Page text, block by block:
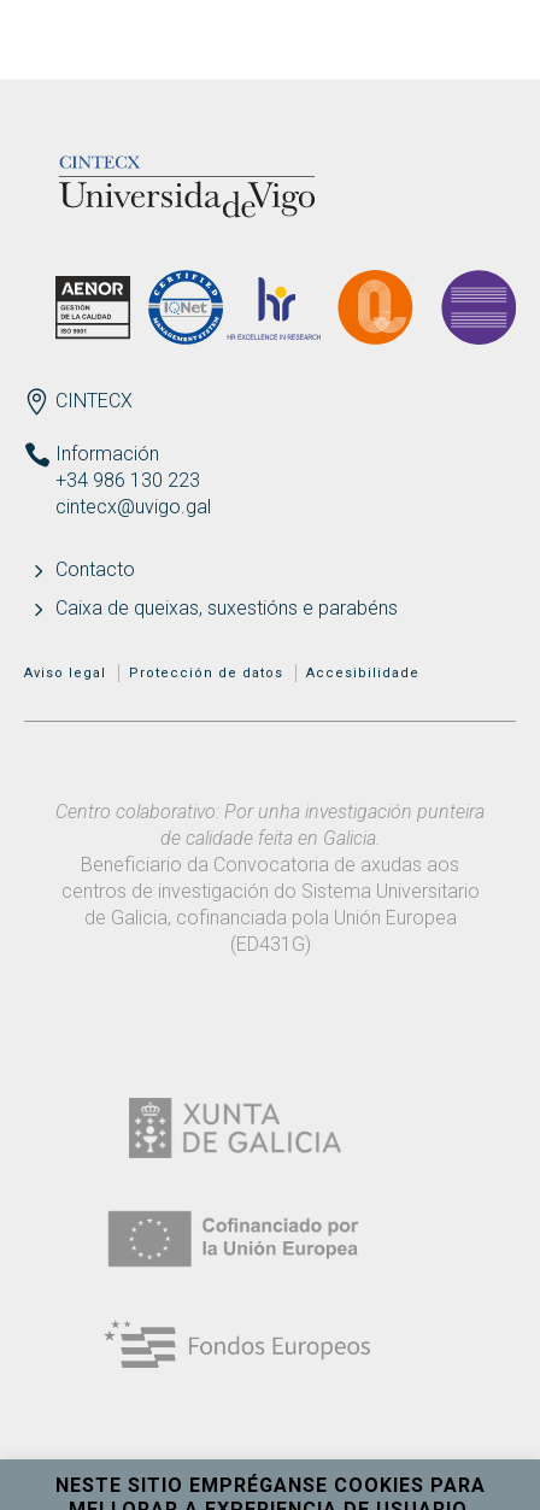
ENDEREZO
CINTECX
Información
+34 986 130 223
cintecx@uvigo.gal
Contacto
Caixa de queixas, suxestións e parabéns
MENÚ ADICIONAL
Aviso legal Protección de datos Accesibilidade
Centro colaborativo: Por unha investigación punteira
de calidade feita en Galicia.
Beneficiario da Convocatoria de axudas aos
centros de investigación do Sistema Universitario
de Galicia, cofinanciada pola Unión Europea
(ED431G)
NESTE SITIO EMPRÉGANSE COOKIES PARA